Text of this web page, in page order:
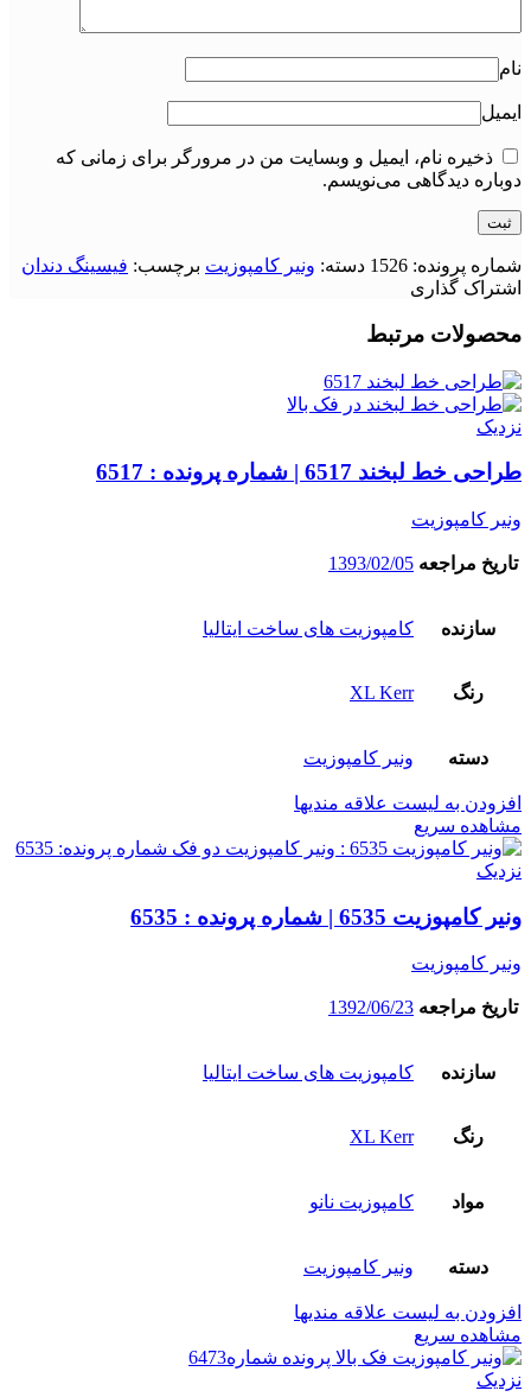
نام
ایمیل
ذخیره نام، ایمیل و وبسایت من در مرورگر برای زمانی که
دوباره دیدگاهی می‌نویسم.
شماره پرونده: 1526 دسته: ونیر کامپوزیت برچسب: فیسینگ دندان
اشتراک گذاری
محصولات مرتبط
نزدیک
طراحی خط لبخند 6517 | شماره پرونده : 6517
ونیر کامپوزیت
تاریخ مراجعه 1393/02/05
سازنده کامپوزیت های ساخت ایتالیا
رنگ XL Kerr
دسته ونیر کامپوزیت
افزودن به لیست علاقه مندیها
مشاهده سریع
نزدیک
ونیر کامپوزیت 6535 | شماره پرونده : 6535
ونیر کامپوزیت
تاریخ مراجعه 1392/06/23
سازنده کامپوزیت های ساخت ایتالیا
رنگ XL Kerr
مواد کامپوزیت نانو
دسته ونیر کامپوزیت
افزودن به لیست علاقه مندیها
مشاهده سریع
نزدیک